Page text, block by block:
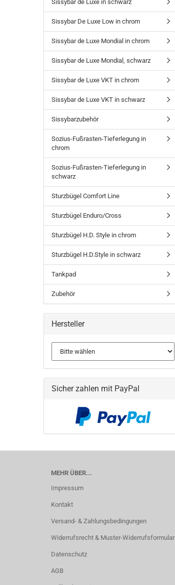
Sissybar de Luxe in schwarz
Sissybar De Luxe Low in chrom
Sissybar de Luxe Mondial in chrom
Sissybar de Luxe Mondial, schwarz
Sissybar de Luxe VKT in chrom
Sissybar de Luxe VKT in schwarz
Sissybarzubehör
Sozius-Fußrasten-Tieferlegung in
chrom
Sozius-Fußrasten-Tieferlegung in
schwarz
Sturzbügel Comfort Line
Sturzbügel Enduro/Cross
Sturzbügel H.D. Style in chrom
Sturzbügel H.D.Style in schwarz
Tankpad
Zubehör
Hersteller
Sicher zahlen mit PayPal
MEHR ÜBER...
Impressum
Kontakt
Versand- & Zahlungsbedingungen
Widerrufsrecht & Muster-Widerrufsformular
Datenschutz
AGB